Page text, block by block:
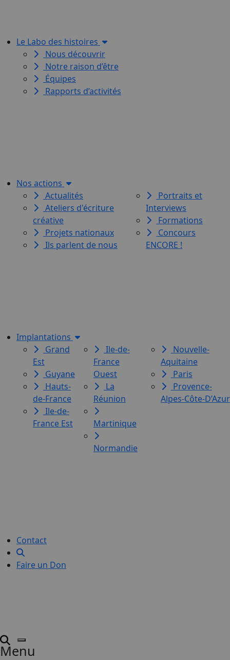
Le Labo des histoires
Nous découvrir
Notre raison d’être
Équipes
Rapports d’activités
Nos actions
Actualités
Ateliers d'écriture
créative
Projets nationaux
Ils parlent de nous
Portraits et
Interviews
Formations
Concours
ENCORE !
Implantations
Grand
Est
Guyane
Hauts-
de-France
Ile-de-
France Est
Ile-de-
France
Ouest
La
Réunion
Martinique
Normandie
Nouvelle-
Aquitaine
Paris
Provence-
Alpes-Côte-D’Azur
Contact
Faire un Don
Menu